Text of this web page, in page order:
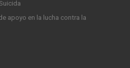
apoyo en la lucha contra la